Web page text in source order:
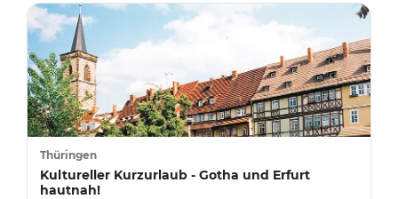
Thüringen
Kultureller Kurzurlaub - Gotha und Erfurt
hautnah!